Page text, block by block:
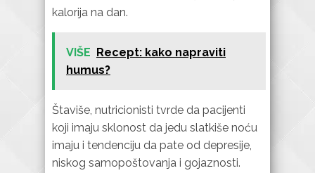
kalorija na dan.
VIŠE
Recept: kako napraviti
humus?
Štaviše, nutricionisti tvrde da pacijenti
koji imaju sklonost da jedu slatkiše noću
imaju i tendenciju da pate od depresije,
niskog samopoštovanja i gojaznosti.